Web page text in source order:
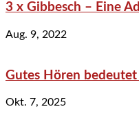
3 x Gibbesch – Eine
Aug. 9, 2022
Gutes Hören
Okt. 7, 2025